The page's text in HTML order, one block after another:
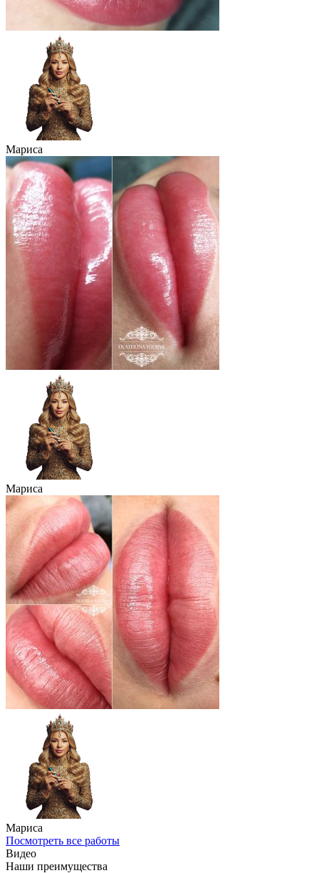
Мариса
Мариса
Мариса
Посмотреть все работы
Видео
Наши преимущества